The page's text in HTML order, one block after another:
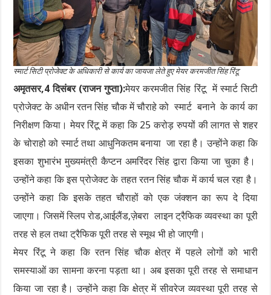
स्मार्ट सिटी प्रोजेक्ट के अधिकारी से कार्य का जायजा लेते हुए मेयर करमजीत सिंह रिंटू
अमृतसर,4 दिसंबर (राजन गुप्ता):मेयर करमजीत सिंह रिंटू में स्मार्ट सिटी
प्रोजेक्ट के अधीन रतन सिंह चौक में चौराहे को स्मार्ट बनाने के कार्य का
निरीक्षण किया। मेयर रिंटू में कहा कि 25 करोड़ रुपयों की लागत से शहर
के चोराहो को स्मार्ट तथा आधुनिकतम बनाया जा रहा है। उन्होंने कहा कि
इसका शुभारंभ मुख्यमंत्री कैप्टन अमरिंदर सिंह द्वारा किया जा चुका है।
उन्होंने कहा कि इस प्रोजेक्ट के तहत रतन सिंह चौक में कार्य चल रहा है।
उन्होंने कहा कि इसके तहत चौराहों को एक जंक्शन का रूप दे दिया
जाएगा। जिसमें स्लिप रोड,आईलैंड,ज़ेबरा लाइन ट्रैफिक व्यवस्था का पूरी
तरह से हल तथा ट्रैफिक पूरी तरह से स्मूथ भी हो जाएगी।
मेयर रिंटू ने कहा कि रतन सिंह चौक क्षेत्र में पहले लोगों को भारी
समस्याओं का सामना करना पड़ता था। अब इसका पूरी तरह से समाधान
किया जा रहा है। उन्होंने कहा कि क्षेत्र में सीवरेज व्यवस्था पूरी तरह से